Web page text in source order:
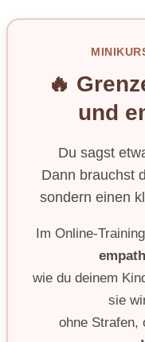
🔥
und
Du sagst
Dann brauchst
sondern einen
Im Online-Training
wie du deinem
sie
ohne Strafen,